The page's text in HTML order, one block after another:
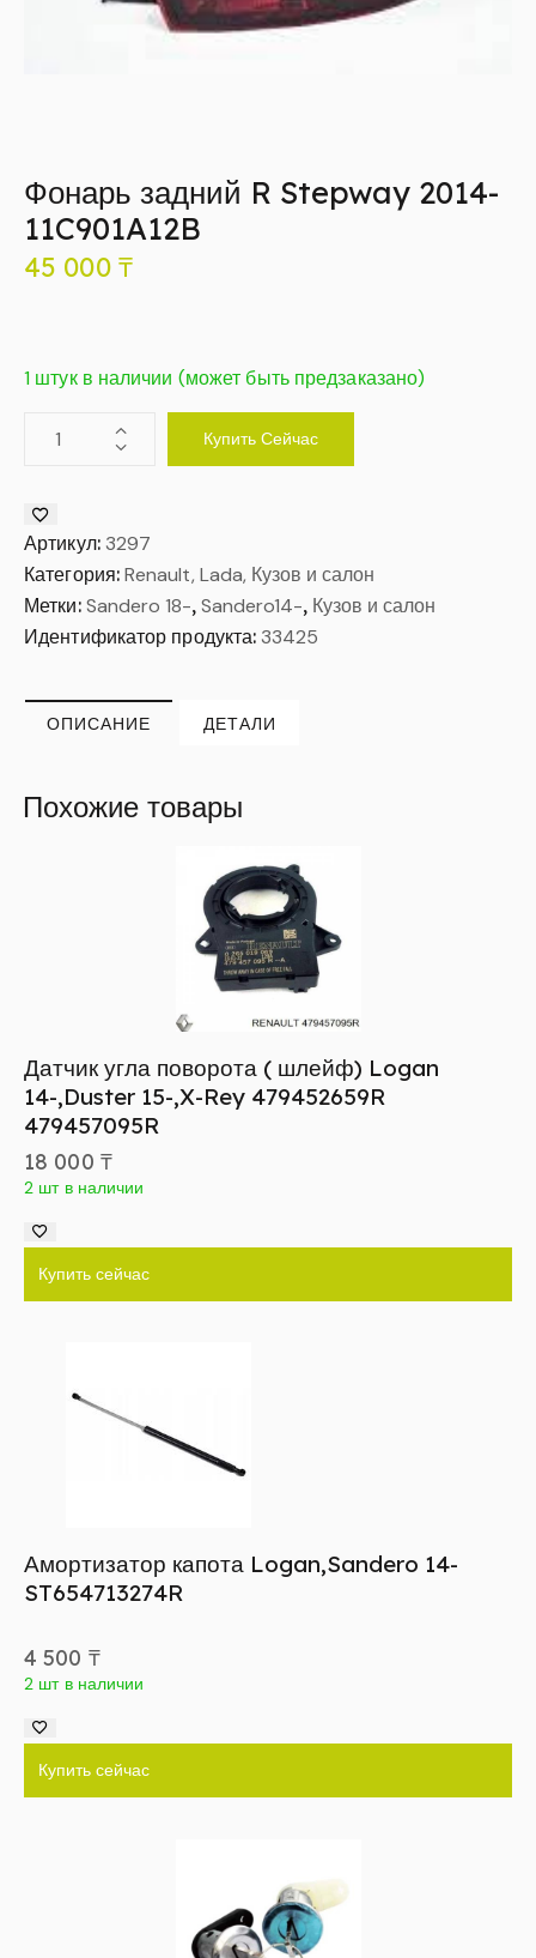
Фонарь задний R Stepway 2014-
11C901A12B
45 000 ₸
1 штук в наличии (может быть предзаказано)
Купить Сейчас
Артикул: 3297
Категория:Renault, Lada, Кузов и салон
Метки: Sandero 18-, Sandero14-, Кузов и салон
Идентификатор продукта:33425
ОПИСАНИЕ ДЕТАЛИ
Похожие товары
Датчик угла поворота ( шлейф) Logan
14-,Duster 15-,X-Rey 479452659R
479457095R
18 000 ₸
2 шт в наличии
Купить сейчас
Амортизатор капота Logan,Sandero 14-
ST654713274R
4 500 ₸
2 шт в наличии
Купить сейчас